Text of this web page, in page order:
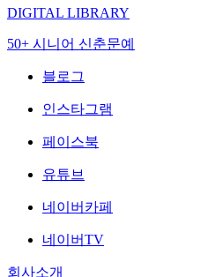
DIGITAL LIBRARY
50+ 시니어 신춘문예
블로그
인스타그램
페이스북
유튜브
네이버카페
네이버TV
회사소개